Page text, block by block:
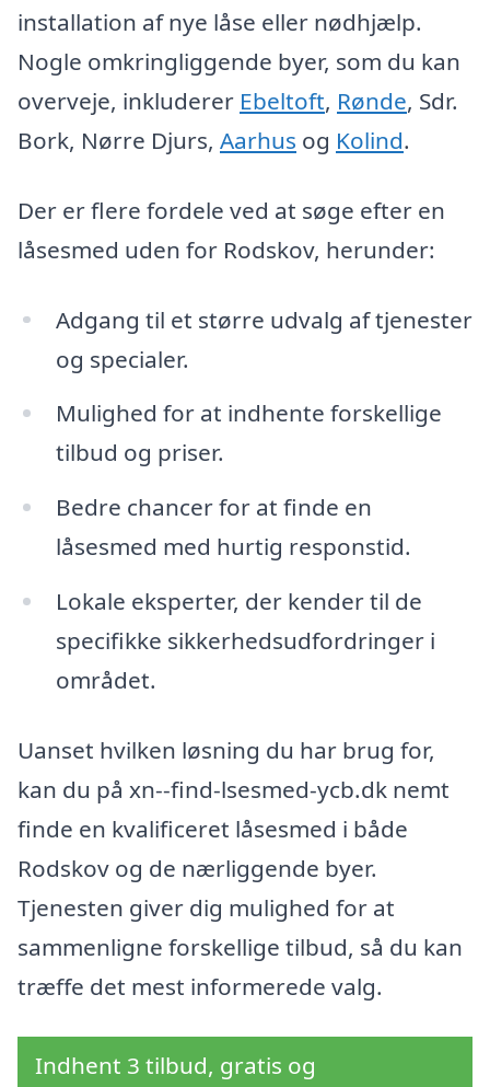
installation af nye låse eller nødhjælp.
Nogle omkringliggende byer, som du kan
overveje, inkluderer Ebeltoft, Rønde, Sdr.
Bork, Nørre Djurs, Aarhus og Kolind.
Der er flere fordele ved at søge efter en
låsesmed uden for Rodskov, herunder:
Adgang til et større udvalg af tjenester
og specialer.
Mulighed for at indhente forskellige
tilbud og priser.
Bedre chancer for at finde en
låsesmed med hurtig responstid.
Lokale eksperter, der kender til de
specifikke sikkerhedsudfordringer i
området.
Uanset hvilken løsning du har brug for,
kan du på xn--find-lsesmed-ycb.dk nemt
finde en kvalificeret låsesmed i både
Rodskov og de nærliggende byer.
Tjenesten giver dig mulighed for at
sammenligne forskellige tilbud, så du kan
træffe det mest informerede valg.
Indhent 3 tilbud, gratis og